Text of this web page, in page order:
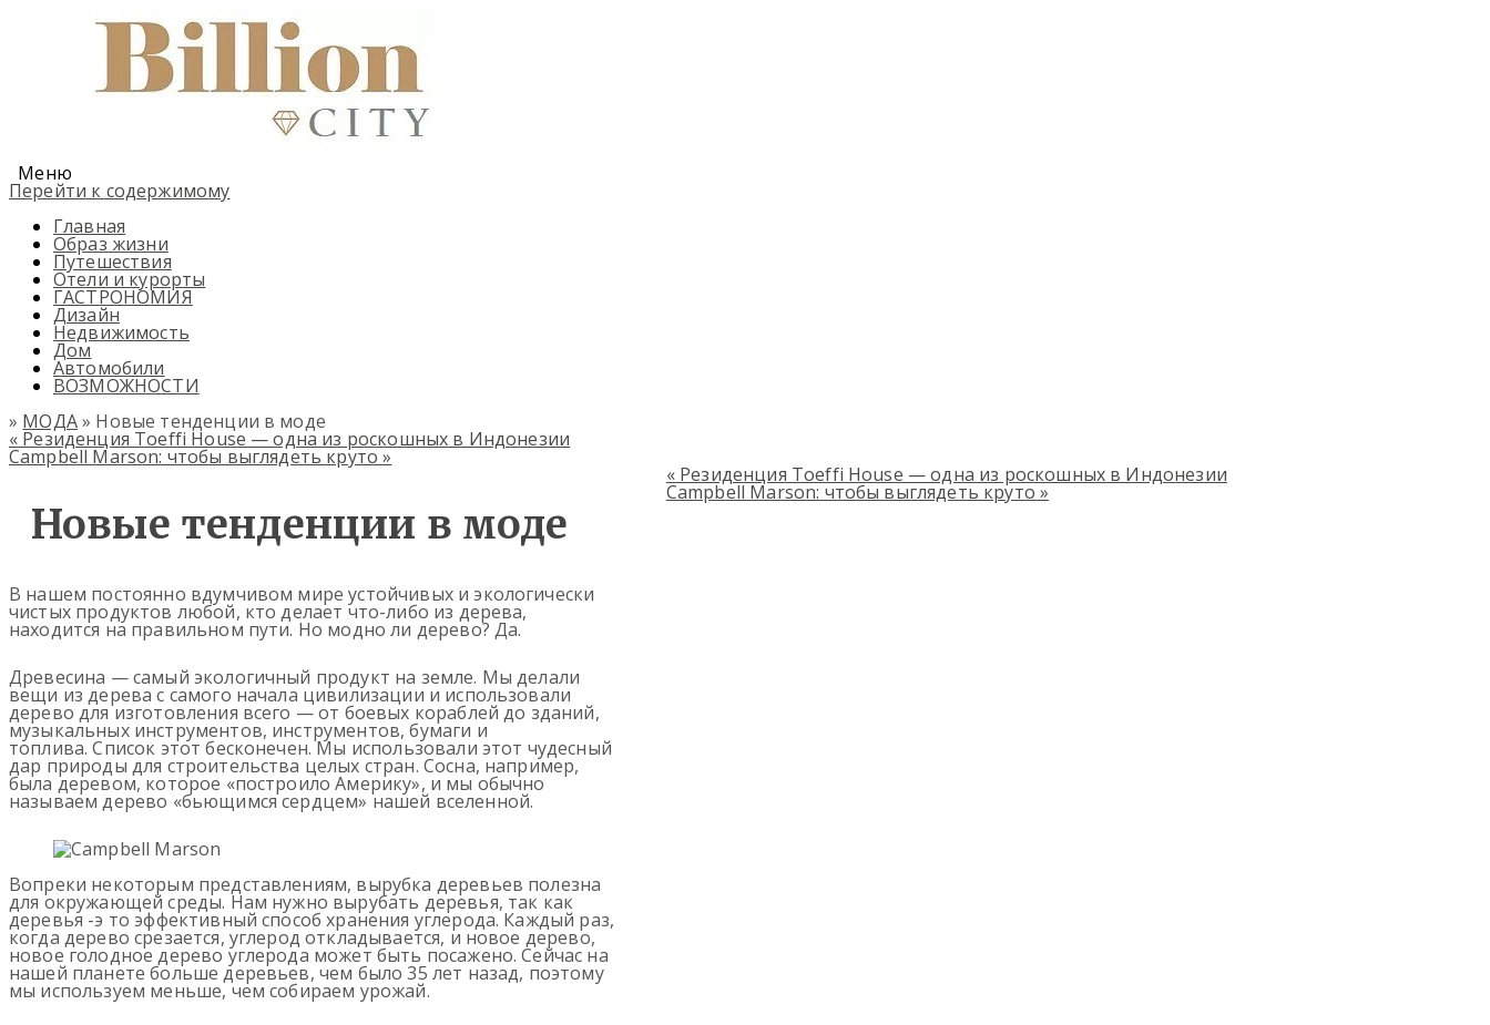
Меню
Перейти к содержимому
Главная
Образ жизни
Путешествия
Отели и курорты
ГАСТРОНОМИЯ
Дизайн
Недвижимость
Дом
Автомобили
ВОЗМОЖНОСТИ
» МОДА» Новые тенденции в моде
« Резиденция Toeffi House — одна из роскошных в Индонезии
Campbell Marson: чтобы выглядеть круто»
Новые тенденции в моде
В нашем постоянно вдумчивом мире устойчивых и экологически
чистых продуктов любой, кто делает что-либо из дерева,
находится на правильном пути. Но модно ли дерево? Да.
Древесина — самый экологичный продукт на земле. Мы делали
вещи из дерева с самого начала цивилизации и использовали
дерево для изготовления всего — от боевых кораблей до зданий,
музыкальных инструментов, инструментов, бумаги и
топлива. Список этот бесконечен. Мы использовали этот чудесный
дар природы для строительства целых стран. Сосна, например,
была деревом, которое «построило Америку», и мы обычно
называем дерево «бьющимся сердцем» нашей вселенной.
Вопреки некоторым представлениям, вырубка деревьев полезна
для окружающей среды. Нам нужно вырубать деревья, так как
деревья -э то эффективный способ хранения углерода. Каждый раз,
когда дерево срезается, углерод откладывается, и новое дерево,
новое голодное дерево углерода может быть посажено. Сейчас на
нашей планете больше деревьев, чем было 35 лет назад, поэтому
мы используем меньше, чем собираем урожай.
«Резиденция Toeffi House — одна из роскошных в Индонезии
Campbell Marson: чтобы выглядеть круто»